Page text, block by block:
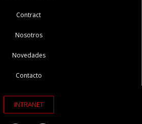
Contract
Nosotros
Novedades
Contacto
INTRANET